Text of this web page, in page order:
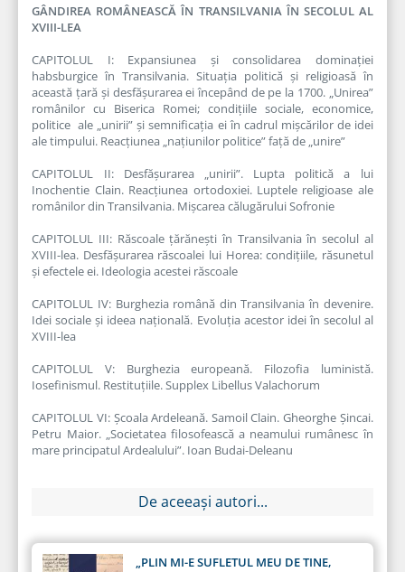
GÂNDIREA ROMÂNEASCĂ ÎN TRANSILVANIA ÎN SECOLUL AL
XVIII-LEA
CAPITOLUL I: Expansiunea și consolidarea dominației
habsburgice în Transilvania. Situația politică și religioasă în
această țară și desfășurarea ei începând de pe la 1700. „Unirea”
românilor cu Biserica Romei; condițiile sociale, economice,
politice ale „unirii” și semnificația ei în cadrul mișcărilor de idei
ale timpului. Reacțiunea „națiunilor politice” față de „unire”
CAPITOLUL II: Desfășurarea „unirii”. Lupta politică a lui
Inochentie Clain. Reacțiunea ortodoxiei. Luptele religioase ale
românilor din Transilvania. Mișcarea călugărului Sofronie
CAPITOLUL III: Răscoale țărănești în Transilvania în secolul al
XVIII-lea. Desfășurarea răscoalei lui Horea: condițiile, răsunetul
și efec­tele ei. Ideologia acestei răscoale
CAPITOLUL IV: Burghezia română din Transilvania în devenire.
Idei sociale și ideea națională. Evoluția acestor idei în secolul al
XVIII-lea
CAPITOLUL V: Burghezia europeană. Filozofia luministă.
Iosefinismul. Restituțiile. Supplex Libellus Valachorum
CAPITOLUL VI: Școala Ardeleană. Samoil Clain. Gheorghe Șincai.
Petru Maior. „Societatea filosofească a neamului rumânesc în
mare principatul Ardealului”. Ioan Budai-Deleanu
De aceeași autori...
„PLIN MI-E SUFLETUL MEU DE TINE,